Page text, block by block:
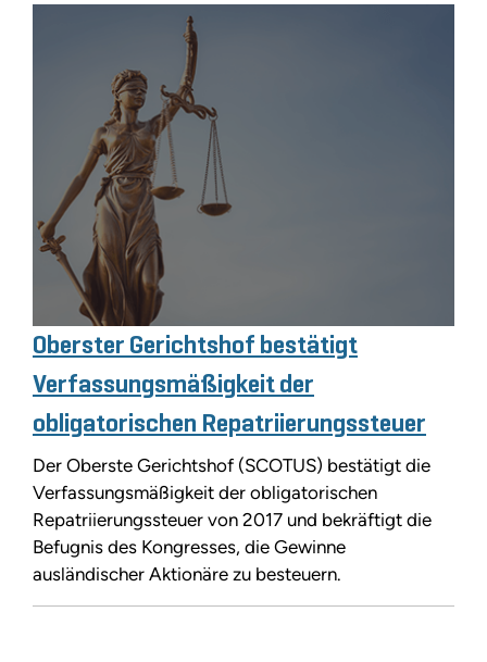
Oberster Gerichtshof bestätigt
Verfassungsmäßigkeit der
obligatorischen Repatriierungssteuer
Der Oberste Gerichtshof (SCOTUS) bestätigt die
Verfassungsmäßigkeit der obligatorischen
Repatriierungssteuer von 2017 und bekräftigt die
Befugnis des Kongresses, die Gewinne
ausländischer Aktionäre zu besteuern.